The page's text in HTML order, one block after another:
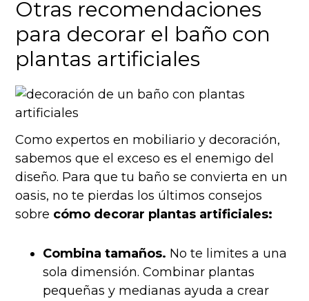
Otras recomendaciones
para decorar el baño con
plantas artificiales
Como expertos en mobiliario y decoración,
sabemos que el exceso es el enemigo del
diseño. Para que tu baño se convierta en un
oasis, no te pierdas los últimos consejos
sobre cómo decorar plantas artificiales:
Combina tamaños. No te limites a una
sola dimensión. Combinar plantas
pequeñas y medianas ayuda a crear